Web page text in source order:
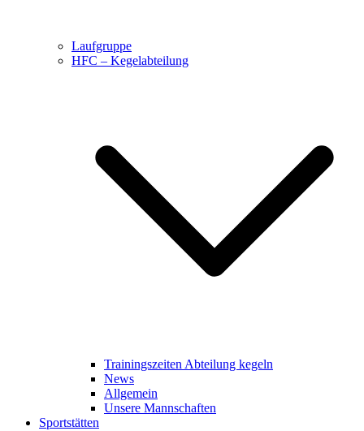
Laufgruppe
HFC – Kegelabteilung
Trainingszeiten Abteilung kegeln
News
Allgemein
Unsere Mannschaften
Sportstätten